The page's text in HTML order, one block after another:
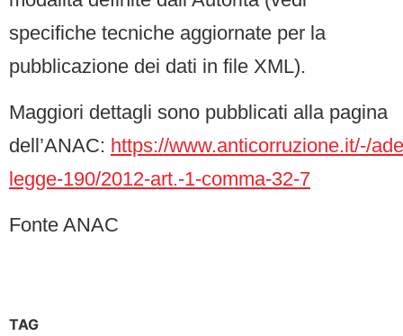
specifiche tecniche aggiornate per la
pubblicazione dei dati in file XML).
Maggiori dettagli sono pubblicati alla pagina
dell’ANAC: https://www.anticorruzione.it/-/
legge-190/2012-art.-1-comma-32-7
Fonte ANAC
TAG